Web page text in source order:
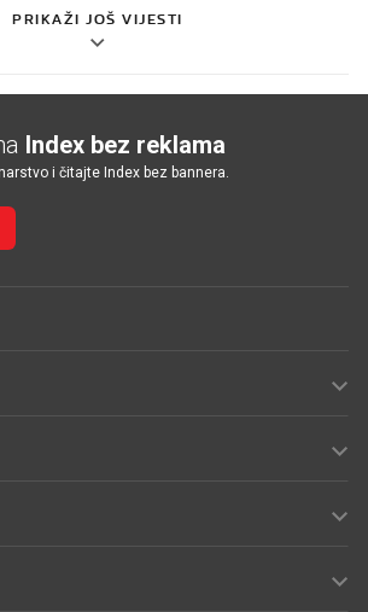
PRIKAŽI JOŠ VIJESTI
Index bez reklama
i čitajte Index bez bannera.